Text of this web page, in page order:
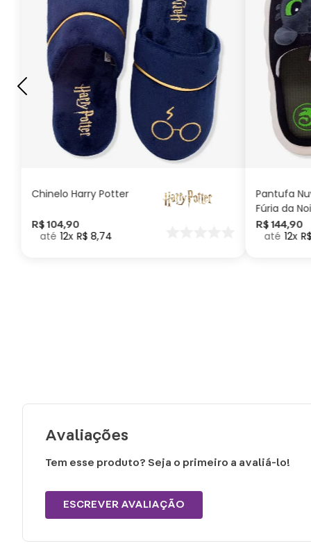
Chinelo Harry Potter
R$ 104,90
12 R$ 8,74
G GG M P
ADICIONAR AO
CARRINHO
Pantufa
Fúria da
Como
seu Dragão
R$ 144,90
12 R$
Avaliações
Tem esse produto? Seja o primeiro a avaliá-lo!
ESCREVER AVALIAÇÃO